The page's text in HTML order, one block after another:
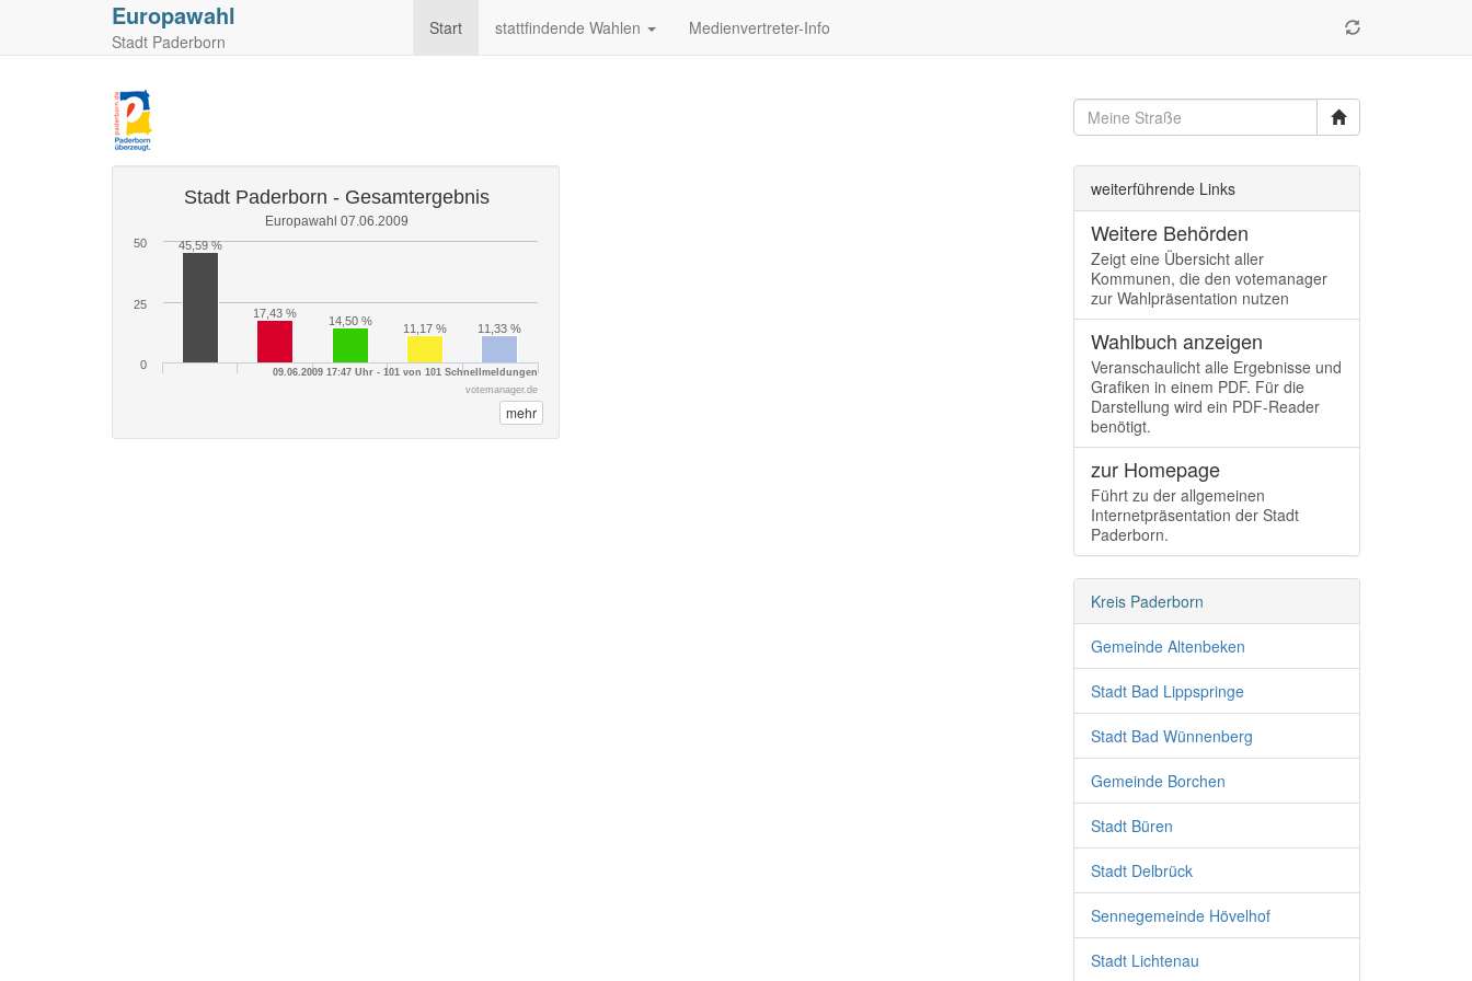
Europawahl
Stadt Paderborn
Start stattfindende Wahlen Medienvertreter-Info
09.06.2009 17:47 Uhr - 101 von 101 Schnellmeldungen
Stadt Paderborn - Gesamtergebnis
Europawahl 07.06.2009
45,59 %
17,43 %
14,50 %
11,17 % 11,33 %
0
25
50
votemanager.de
mehr
weiterführende Links
Weitere Behörden
Zeigt eine Übersicht aller
Kommunen, die den votemanager
zur Wahlpräsentation nutzen
Wahlbuch anzeigen
Veranschaulicht alle Ergebnisse und
Grafiken in einem PDF. Für die
Darstellung wird ein PDF-Reader
benötigt.
zur Homepage
Führt zu der allgemeinen
Internetpräsentation der Stadt
Paderborn.
Kreis Paderborn
Gemeinde Altenbeken
Stadt Bad Lippspringe
Stadt Bad Wünnenberg
Gemeinde Borchen
Stadt Büren
Stadt Delbrück
Sennegemeinde Hövelhof
Stadt Lichtenau